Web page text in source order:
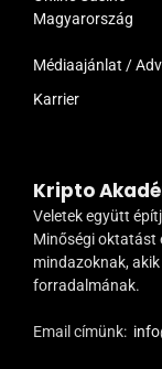
Magyarország
Médiaajánlat /
Karrier
Kripto
Veletek együtt
Minőségi oktatást
mindazoknak,
forradalmának.
Email címünk: